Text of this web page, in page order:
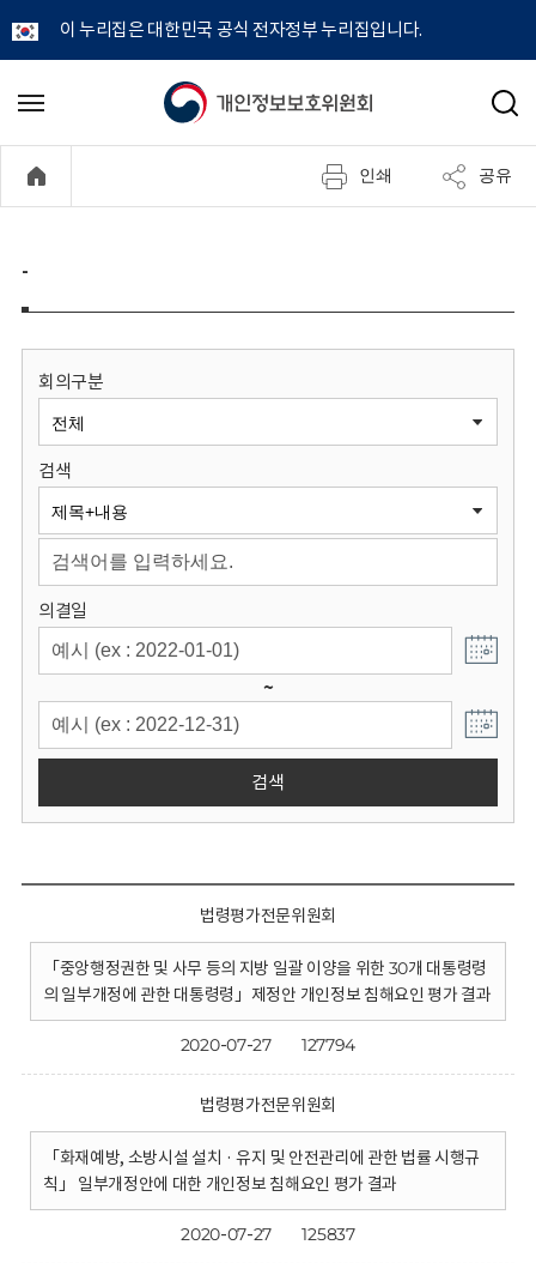
이 누리집은 대한민국 공식 전자정부 누리집입니다.
개
정
보
원
회
메
기
검
인쇄 공유
-
회의구분
검색
의결일
~
검색
법령평가전문위원회
「중앙행정권한 및 사무 등의 지방 일괄 이양을 위한 30개 대통령령
의 일부개정에 관한 대통령령」제정안 개인정보 침해요인 평가 결과
2020-07-27 127794
법령평가전문위원회
「화재예방, 소방시설 설치 · 유지 및 안전관리에 관한 법률 시행규
칙」 일부개정안에 대한 개인정보 침해요인 평가 결과
2020-07-27 125837